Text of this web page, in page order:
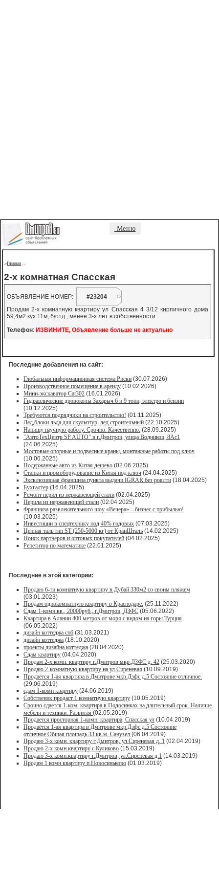
Меню
->Главная - -
2-х комнатная Спасская
ОБЪЯВЛЕНИЕ НОМЕР:
#23204
Продам 2-х комнатную квартиру ул Спасская 4 3/12 кирпичного дома
59,4м2 кух 11м, б/отд., менее 3-х лет в собственности
Телефон: ИЗВИНИТЕ, Объявление больше не актуально
Последние добавления на сайт:
Глобальная информационная система Риски (30.07.2026)
Производственное помещение в аренду (10.02.2026)
Мини-экскаватор Cat302 (16.01.2026)
Гидравлические дровоколы Захарыч 6 и 9 тонн, электро и бензин
(10.12.2025)
Требуются подрядчики на строительство! (01.11.2025)
Лед,блоки льда для скульптур, лед строительный (22.10.2025)
Напишу научную работу. Срочно. Качественно. (28.09.2025)
"АвтоТехЦентр SP AUTO" в г.Дмитров, улица Водников, 8Ас1
(24.06.2025)
Мостовые опорные и подвесные краны, монтажные работы под ключ
(10.06.2025)
Подержанные авто из Китая дешево (02.06.2025)
Станки и промоборудование из Китая под ключ (24.04.2025)
Эксклюзивная франшиза пункта выдачи IGRAR без роялти (18.04.2025)
Бухгалтер (16.04.2025)
Ремонт перил из нержавеющей стали (02.04.2025)
Перила из нержавеющей стали (02.04.2025)
Франшиза развлекательного шоу «Вечера» – бизнес с прибылью!
(10.03.2025)
Инвестиции в спецтехнику под 40% годовых (07.03.2025)
Цепная таль тип ST (250-5000 кг) от КранШталь (14.02.2025)
Поиск партнеров и оптовых покупателей (04.02.2025)
Репетитор по математике (22.01.2025)
Последние в этой категории:
Продаю 6-ти комнатную квартиру в Дубай 330м2 со своим пляжем
(03.01.2023)
Продам однокомнатную квартиру в Краснодаре. (25.11.2022)
Сдам 1-комн.кв., 20000руб., г.Дмитров, ДЗФС (05.06.2022)
Квартира в Алании 400 метров от моря с видом на горы.Турция
(06.05.2022)
дизайн коттеджа спб (31.03.2021)
дизайн коттеджа (18.10.2020)
проекты дизайна коттеджа (28.04.2020)
Сдам квартиру (04.04.2020)
Продам 2-х комн. квартиру г.Дмитров мкр.ДЗФС д. 42 (25.03.2020)
Продаю 2-комнатную квартиру на ул.Сиреневая (10.09.2019)
Продаётся 1-ая квартира в Дмитрове мкр.Дзфс д.5 Состояние отличное.
(29.06.2019)
сдам 1-комн квартиру (24.06.2019)
Собственик продаст 1 комнатную квартиру (10.05.2019)
Срочно сдается 1-ком. квартира в Подосинках на длительный срок. Наличие
мебели и техники. Развитая (02.05.2019)
Продается просторная 1-комн. квартира, Спасская ул (10.04.2019)
Продаётся 1-ая квартира в Дмитрове мкр.Дзфс д.5 Состояние
отличное.Общая площадь 33 кв.м. Санузел (06.04.2019)
Продаю 3-х комн. квартиру г.Дмитров, ул.Сиреневая д. 1 (02.04.2019)
Продаю 2-х комн.квартиру с.Куликово (15.03.2019)
Продаю 3-х комн.квартиру г.Дмитров, ул.Сиреневая д.1 (14.03.2019)
Продам 1 комн.квартиру п.Новосиньково (01.03.2019)